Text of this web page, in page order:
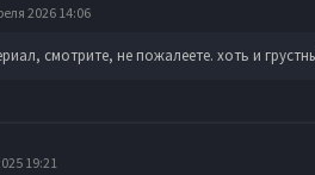
2026 14:06
смотрите, не пожалеете. хоть и
19:21